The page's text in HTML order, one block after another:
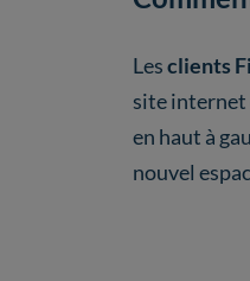
Lesclients
site internet
en haut à
nouvel